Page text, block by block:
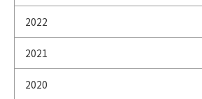
2022
2021
2020